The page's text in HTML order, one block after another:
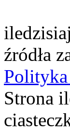
źródła
Strona